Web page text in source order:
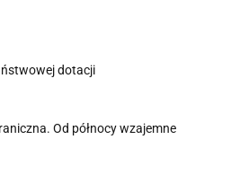
dotacji
Od północy wzajemne